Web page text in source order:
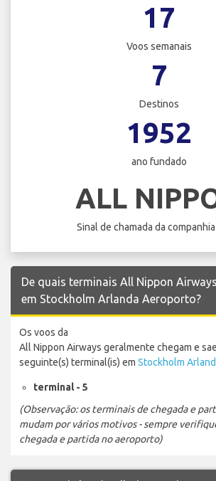
17
Voos semanais
7
Destinos
1952
ano fundado
ALL
Sinal de chamada da
De quais terminais All Nippon
em Stockholm Arlanda Aeroporto?
Os voos da
All Nippon Airways geralmente chegam e
seguinte(s) terminal(is) em Stockholm
terminal - 5
(Observação: os terminais de chegada e
mudam por vários motivos - sempre
chegada e partida no aeroporto)